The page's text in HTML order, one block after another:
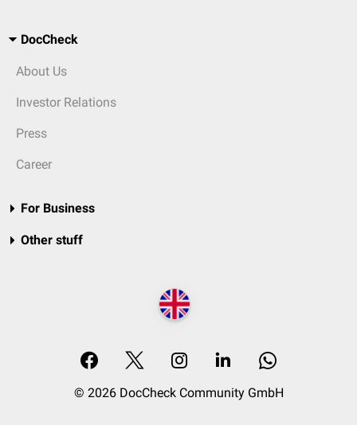
DocCheck
About Us
Investor Relations
Press
Career
For Business
Other stuff
© 2026 DocCheck Community GmbH